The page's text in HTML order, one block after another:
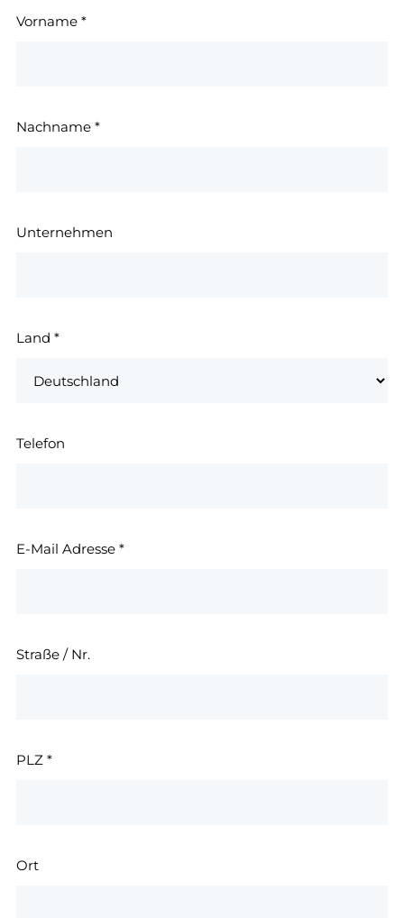
Vorname *
Nachname *
Unternehmen
Land *
Telefon
E-Mail Adresse *
Straße / Nr.
PLZ *
Ort